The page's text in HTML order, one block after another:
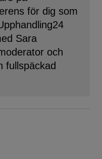
för dig som
Sara
och
fullspäckad